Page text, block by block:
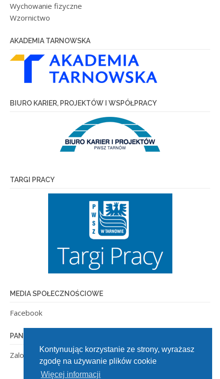
Wychowanie fizyczne
Wzornictwo
AKADEMIA TARNOWSKA
BIURO KARIER, PROJEKTÓW I WSPÓŁPRACY
TARGI PRACY
MEDIA SPOŁECZNOŚCIOWE
Facebook
PANEL ADMINISTRACYJNY
Zaloguj się
Kontynuując korzystanie ze strony, wyrażasz
zgodę na używanie plików cookie
Więcej informacji